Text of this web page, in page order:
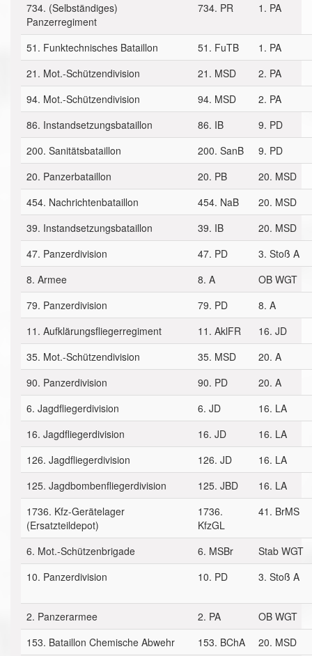
734. (Selbständiges)
Panzerregiment
734. PR 1. PA
51. Funktechnisches Bataillon 51. FuTB
1. PA
21. Mot.-Schützendivision
21. MSD
2. PA
94. Mot.-Schützendivision
94. MSD
2. PA
86. Instandsetzungsbataillon
86. IB
9. PD
200. Sanitätsbataillon
200. SanB
9. PD
20. Panzerbataillon
20. PB
20. MSD
454. Nachrichtenbataillon
454. NaB
20. MSD
39. Instandsetzungsbataillon
39. IB
20. MSD
47. Panzerdivision
47. PD
3. Stoß A
8. Armee
8. A
OB WGT
79. Panzerdivision
79. PD
8. A
11. Aufklärungsfliegerregiment
11. AklFR
16. JD
35. Mot.-Schützendivision
35. MSD
20. A
90. Panzerdivision
90. PD
20. A
6. Jagdfliegerdivision
6. JD
16. LA
16. Jagdfliegerdivision
16. JD
16. LA
126. Jagdfliegerdivision
126. JD
16. LA
125. Jagdbombenfliegerdivision
125. JBD
16. LA
1736. Kfz-Gerätelager
(Ersatzteildepot)
1736.
KfzGL
41. BrMS
6. Mot.-Schützenbrigade 6. MSBr
Stab WGT
10. Panzerdivision
10. PD 3. Stoß A
2. Panzerarmee 2. PA
OB WGT
153. Bataillon Chemische Abwehr
153. BChA
20. MSD